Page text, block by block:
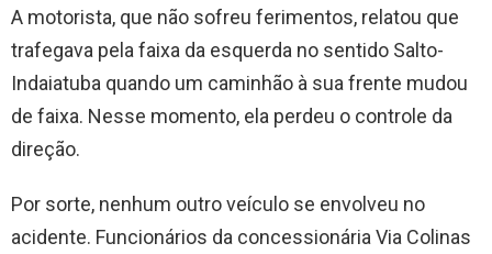
A motorista, que não sofreu ferimentos, relatou que
trafegava pela faixa da esquerda no sentido Salto-
Indaiatuba quando um caminhão à sua frente mudou
de faixa. Nesse momento, ela perdeu o controle da
direção.
Por sorte, nenhum outro veículo se envolveu no
acidente. Funcionários da concessionária Via Colinas